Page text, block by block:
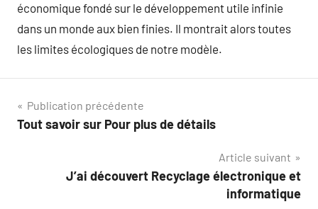
économique fondé sur le développement utile infinie
dans un monde aux bien finies. Il montrait alors toutes
les limites écologiques de notre modèle.
Navigation
de
Publication précédente
Tout savoir sur Pour plus de détails
Article suivant
J’ai découvert Recyclage électronique et
informatique